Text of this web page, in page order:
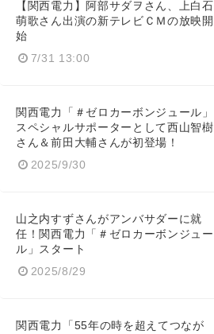
【関西電力】阿部サダヲさん、上白石
萌歌さん出演の新テレビＣＭの放映開
始
7/31 13:00
関西電力「＃ゼロカーボンジュール」
スペシャルサポーターとして西山智樹
さん＆前田大輔さんが初登場！
2025/9/30
山之内すずさんがアンバサダーに就
任！関西電力「＃ゼロカーボンジュー
ル」スタート
2025/8/29
関西電力「55年の時を超えてつなが